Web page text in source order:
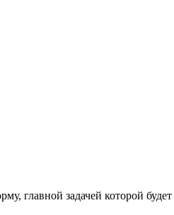
задачей которой